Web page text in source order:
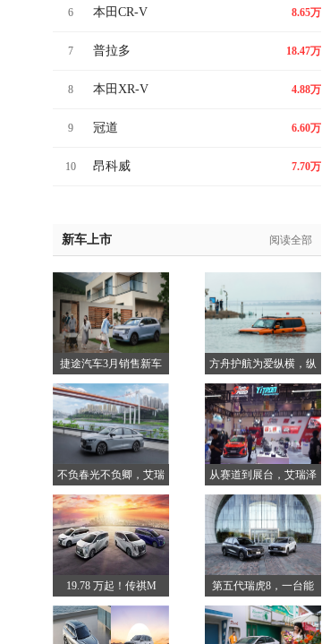
6 本田CR-V 8.65万
7 普拉多 18.47万
8 本田XR-V 4.88万
9 冠道 6.60万
10 昂科威 7.70万
新车上市 阅读全部
捷途汽车3月销售新车
49
方舟护航为爱纵横，纵
横G
不负春光不负卿，艾瑞
泽8
从赛道到展台，艾瑞泽
8改
19.78 万起！传祺M
第五代瑞虎8，一台能
带来